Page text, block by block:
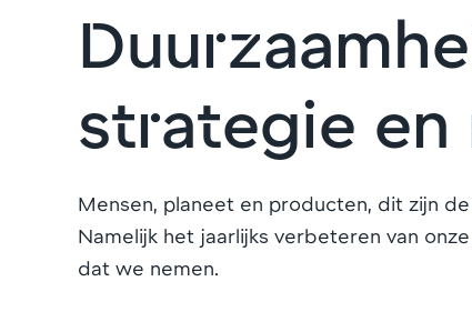
strategie en
Mensen, planeet en producten, dit zijn
Namelijk het jaarlijks verbeteren van
dat we nemen.